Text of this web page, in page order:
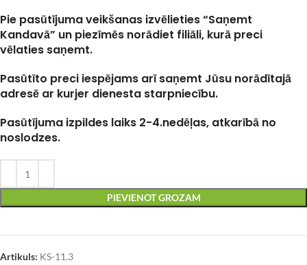
Pie pasūtījuma veikšanas izvēlieties “Saņemt
Kandavā” un piezīmēs norādiet filiāli, kurā preci
vēlaties saņemt.
Pasūtīto preci iespējams arī saņemt Jūsu norādītajā
adresē ar kurjer dienesta starpniecību.
Pasūtījuma izpildes laiks 2-4.nedēļas, atkarībā no
noslodzes.
PIEVIENOT GROZAM
Artikuls: KS-11.3